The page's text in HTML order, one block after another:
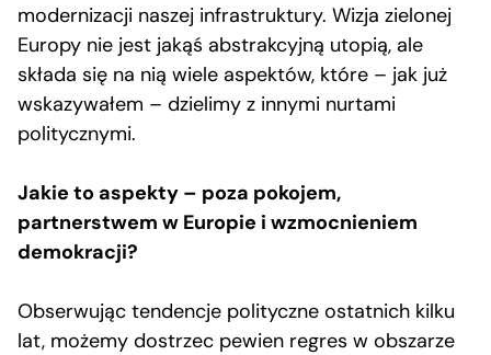
modernizacji naszej infrastruktury. Wizja zielonej
Europy nie jest jakąś abstrakcyjną utopią, ale
składa się na nią wiele aspektów, które – jak już
wskazywałem – dzielimy z innymi nurtami
politycznymi.
Jakie to aspekty – poza pokojem,
partnerstwem w Europie i wzmocnieniem
demokracji?
Obserwując tendencje polityczne ostatnich kilku
lat, możemy dostrzec pewien regres w obszarze